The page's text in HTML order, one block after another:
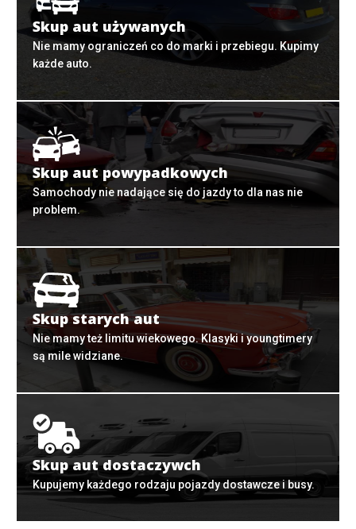
Skup aut używanych
Nie mamy ograniczeń co do marki i przebiegu. Kupimy
każde auto.
Skup aut powypadkowych
Samochody nie nadające się do jazdy to dla nas nie
problem.
Skup starych aut
Nie mamy też limitu wiekowego. Klasyki i youngtimery
są mile widziane.
Skup aut dostaczywch
Kupujemy każdego rodzaju pojazdy dostawcze i busy.